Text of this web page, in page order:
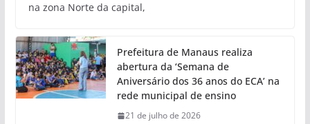
na zona Norte da capital,
Prefeitura de Manaus realiza
abertura da ‘Semana de
Aniversário dos 36 anos do ECA’ na
rede municipal de ensino
21 de julho de 2026